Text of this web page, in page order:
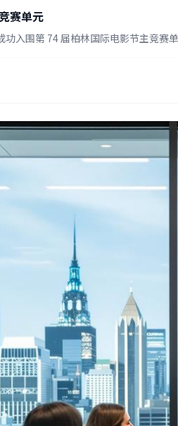
赛单元
入围第 74 届柏林国际电影节主竞赛